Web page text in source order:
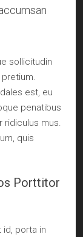
sollicitudin
est, eu
penatibus
ridiculus mus.
quis
Porttitor
id, porta in